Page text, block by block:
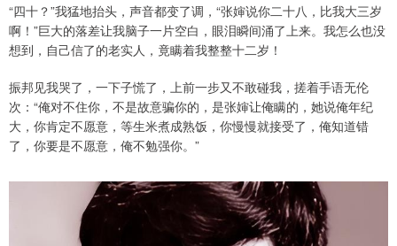
“四十？”我猛地抬头，声音都变了调，“张婶说你二十八，比我大三岁
啊！”巨大的落差让我脑子一片空白，眼泪瞬间涌了上来。我怎么也没
想到，自己信了的老实人，竟瞒着我整整十二岁！
振邦见我哭了，一下子慌了，上前一步又不敢碰我，搓着手语无伦
次：“俺对不住你，不是故意骗你的，是张婶让俺瞒的，她说俺年纪
大，你肯定不愿意，等生米煮成熟饭，你慢慢就接受了，俺知道错
了，你要是不愿意，俺不勉强你。”